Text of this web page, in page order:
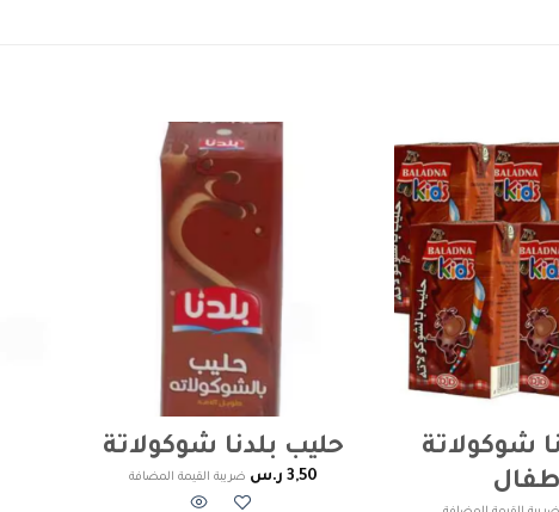
Add to
wishlist
شوكولاتة
حليب بلدنا شوكولاتة
3,50 ر.س ضريبة القيمة المضافة